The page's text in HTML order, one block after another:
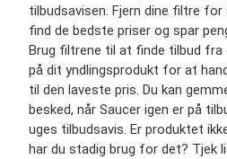
tilbudsavisen. Fjern dine filtre for
find de bedste priser og spar
Brug filtrene til at finde tilbud fra
på dit yndlingsprodukt for at
til den laveste pris. Du kan
besked, når Saucer igen er på
uges tilbudsavis. Er produktet
har du stadig brug for det? Tjek